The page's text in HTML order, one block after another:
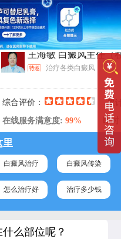
敏 白癜风主任（在线）
治疗各类白癜风
累计 3440人
意度:99%即时 回复率:
里
白癜风治疗 白癜风传染
怎么治疗好 治疗多少钱
么部位呢？